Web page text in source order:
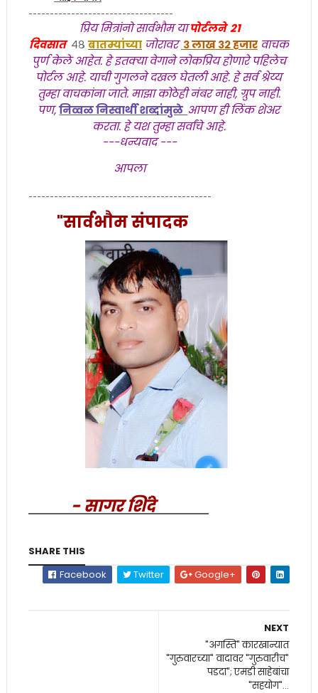
----------------------------------
प्रिय मित्रांनो सार्वभाैम यापोर्टलने २१
दिवसात४८ बातम्यांच्याजोरावर ३ लाख ३२ हजारवाचक
पुर्ण केले आहेत. हे इतक्या वेगाने लोकप्रिय होणारे पहिलेच
पोर्टल आहे. याची गुगलने दखल घेतली आहे. हे सर्वश्रेय्य
तुम्हा वाचकांना जाते. माझा कोठेही नंबर नाही, ग्रुप नाही.
पण,निव्वळ निस्वार्थी शब्दांमुळे आपण ही लिंक शेअर
करता. हे यश तुम्हा सर्वांचे आहे.
---धन्यवाद ---
आपला
-------------------------------------------
"सार्वभाैम संपादक
- सागर शिंदे
SHARE THIS
Facebook
Twitter Google+
NEXT
"अगस्ति" कारखान्यात
"गुरुवारच्या" वादावर "गुरुवारीच"
पडदा"; एमडी साहेबांचा
"सहयोग"...